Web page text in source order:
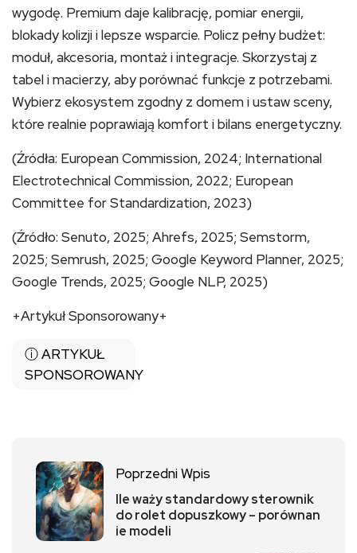
wygodę. Premium daje kalibrację, pomiar energii,
blokady kolizji i lepsze wsparcie. Policz pełny budżet:
moduł, akcesoria, montaż i integracje. Skorzystaj z
tabel i macierzy, aby porównać funkcje z potrzebami.
Wybierz ekosystem zgodny z domem i ustaw sceny,
które realnie poprawiają komfort i bilans energetyczny.
(Źródła: European Commission, 2024; International
Electrotechnical Commission, 2022; European
Committee for Standardization, 2023)
(Źródło: Senuto, 2025; Ahrefs, 2025; Semstorm,
2025; Semrush, 2025; Google Keyword Planner, 2025;
Google Trends, 2025; Google NLP, 2025)
+Artykuł Sponsorowany+
ⓘ ARTYKUŁ
SPONSOROWANY
Poprzedni Wpis
Ile waży standardowy sterownik
do rolet dopuszkowy – porównan
ie modeli